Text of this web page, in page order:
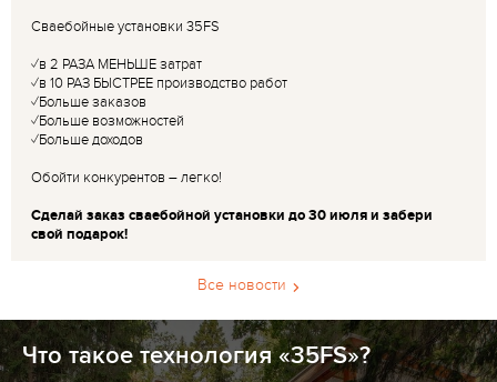
Сваебойные установки 35FS
✓в 2 РАЗА МЕНЬШЕ затрат
✓в 10 РАЗ БЫСТРЕЕ производство работ
✓Больше заказов
✓Больше возможностей
✓Больше доходов
Обойти конкурентов – легко!
Сделай заказ сваебойной установки до 30 июля и забери
свой подарок!
Все новости
Что такое технология «35FS»?